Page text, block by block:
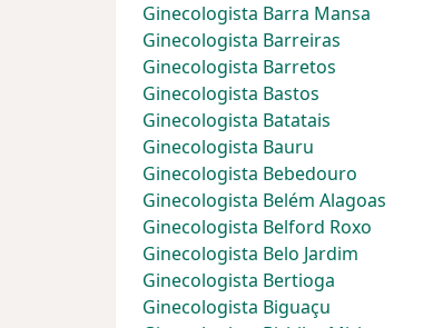
Ginecologista Barra Mansa
Ginecologista Barreiras
Ginecologista Barretos
Ginecologista Bastos
Ginecologista Batatais
Ginecologista Bauru
Ginecologista Bebedouro
Ginecologista Belém Alagoas
Ginecologista Belford Roxo
Ginecologista Belo Jardim
Ginecologista Bertioga
Ginecologista Biguaçu